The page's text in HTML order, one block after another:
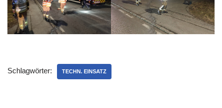
Schlagwörter: TECHN. EINSATZ